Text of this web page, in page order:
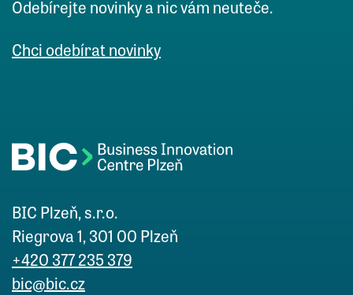
Odebírejte novinky a nic vám neuteče.
Chci odebírat novinky
BIC Plzeň, s.r.o.
Riegrova 1, 301 00 Plzeň
+420 377 235 379
bic@bic.cz